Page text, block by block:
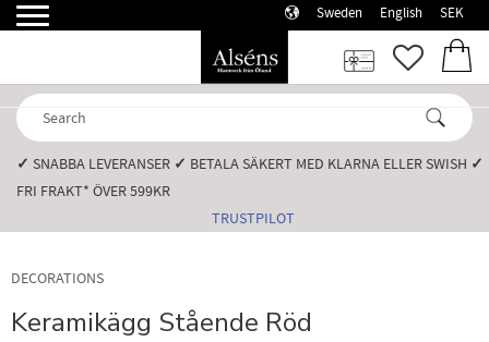
Sweden English SEK
✓ SNABBA LEVERANSER️ ✓ BETALA SÄKERT MED KLARNA ELLER SWISH️ ✓
FRI FRAKT* ÖVER 599KR️
TRUSTPILOT
DECORATIONS
Keramikägg Stående Röd